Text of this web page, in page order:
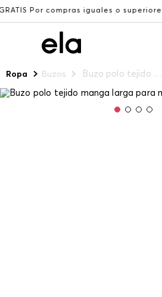
iguales o superiores a $200.000
Ropa Buzos Buzo polo tejido manga larga para mujer